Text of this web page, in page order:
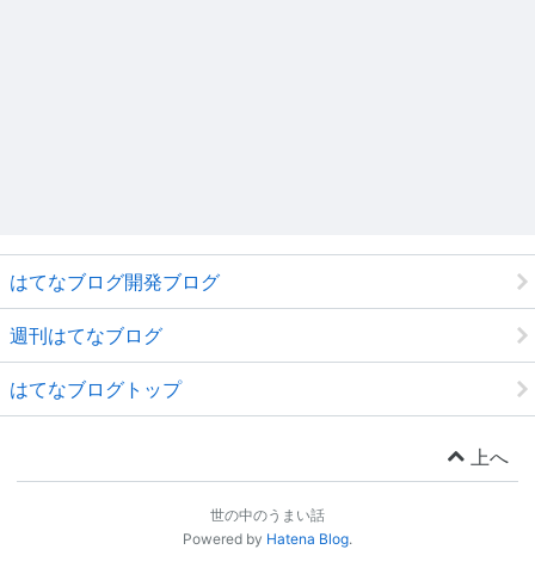
はてなブログ開発ブログ
週刊はてなブログ
はてなブログトップ
上へ
世の中のうまい話
Powered by Hatena Blog.